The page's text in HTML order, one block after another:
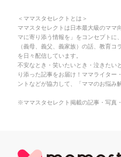
＜ママスタセレクトとは＞
ママスタセレクトは日本最大級のママ
マに寄り添う情報を」をコンセプトに
（義母、義父、義家族）の話、教育
を日々配信しています。
不安なとき・笑いたいとき・泣きたい
り添った記事をお届け！ママライター
ントなどが協力して、「ママのお悩み
※ママスタセレクト掲載の記事・写真